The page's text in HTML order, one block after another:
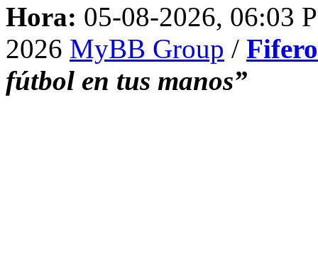
Hora: 05-08-2026, 06:03
2026 MyBB Group /
fútbol en tus manos”